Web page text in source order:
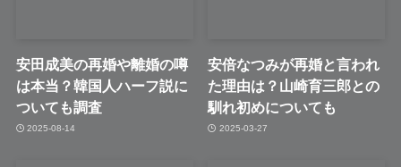
安田成美の再婚や離婚の噂
は本当？韓国人ハーフ説に
ついても調査
2025-08-14
安倍なつみが再婚と言われ
た理由は？山崎育三郎との
馴れ初めについても
2025-03-27